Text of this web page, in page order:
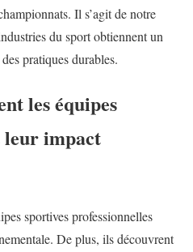
Il s’agit de notre
du sport obtiennent un
pratiques durables.
les équipes
leur impact
sportives professionnelles
De plus, ils découvrent